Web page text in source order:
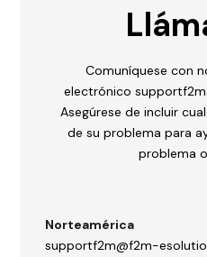
Comuníquese con
electrónico
Asegúrese de incluir
de su problema para
problema
Norteamérica
supportf2m@f2m-